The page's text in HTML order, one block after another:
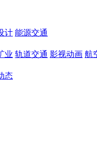
计 能源交通
业 轨道交通 影视动画 航
态